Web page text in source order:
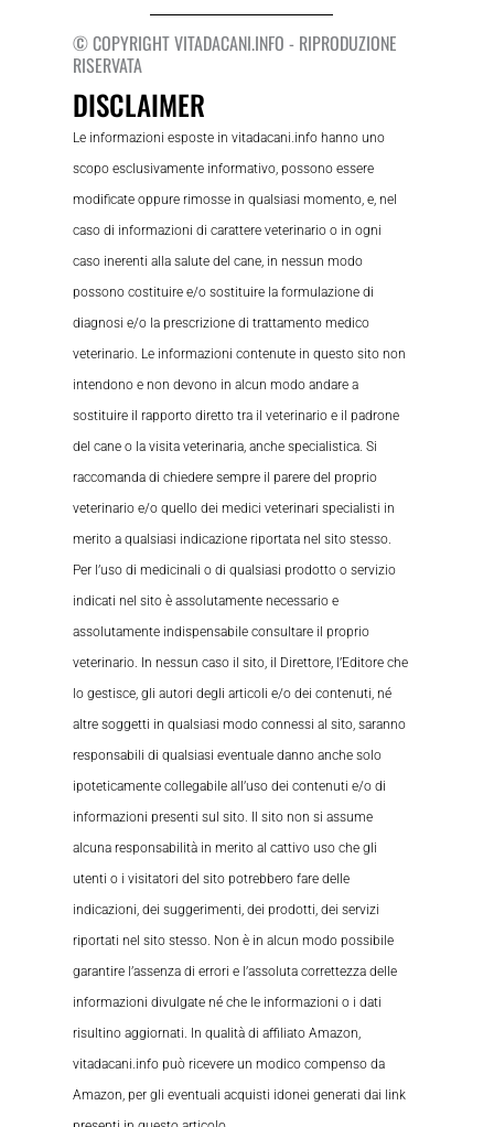
© COPYRIGHT VITADACANI.INFO - RIPRODUZIONE
RISERVATA
DISCLAIMER
Le informazioni esposte in vitadacani.info hanno uno
scopo esclusivamente informativo, possono essere
modificate oppure rimosse in qualsiasi momento, e, nel
caso di informazioni di carattere veterinario o in ogni
caso inerenti alla salute del cane, in nessun modo
possono costituire e/o sostituire la formulazione di
diagnosi e/o la prescrizione di trattamento medico
veterinario. Le informazioni contenute in questo sito non
intendono e non devono in alcun modo andare a
sostituire il rapporto diretto tra il veterinario e il padrone
del cane o la visita veterinaria, anche specialistica. Si
raccomanda di chiedere sempre il parere del proprio
veterinario e/o quello dei medici veterinari specialisti in
merito a qualsiasi indicazione riportata nel sito stesso.
Per l’uso di medicinali o di qualsiasi prodotto o servizio
indicati nel sito è assolutamente necessario e
assolutamente indispensabile consultare il proprio
veterinario. In nessun caso il sito, il Direttore, l’Editore che
lo gestisce, gli autori degli articoli e/o dei contenuti, né
altre soggetti in qualsiasi modo connessi al sito, saranno
responsabili di qualsiasi eventuale danno anche solo
ipoteticamente collegabile all’uso dei contenuti e/o di
informazioni presenti sul sito. Il sito non si assume
alcuna responsabilità in merito al cattivo uso che gli
utenti o i visitatori del sito potrebbero fare delle
indicazioni, dei suggerimenti, dei prodotti, dei servizi
riportati nel sito stesso. Non è in alcun modo possibile
garantire l’assenza di errori e l’assoluta correttezza delle
informazioni divulgate né che le informazioni o i dati
risultino aggiornati. In qualità di affiliato Amazon,
vitadacani.info può ricevere un modico compenso da
Amazon, per gli eventuali acquisti idonei generati dai link